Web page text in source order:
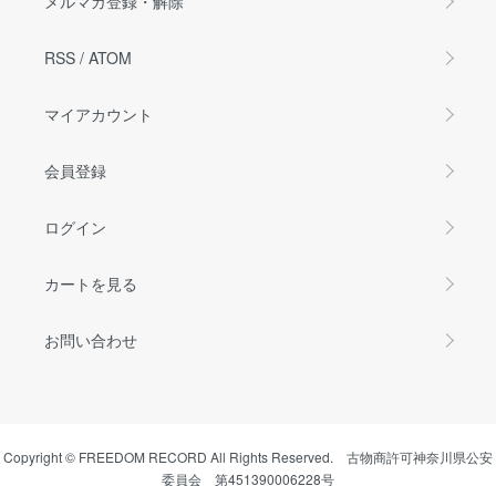
RSS / ATOM
マイアカウント
会員登録
ログイン
カートを見る
お問い合わせ
Copyright © FREEDOM RECORD All Rights Reserved. 古物商許可神奈川県公安
委員会 第451390006228号